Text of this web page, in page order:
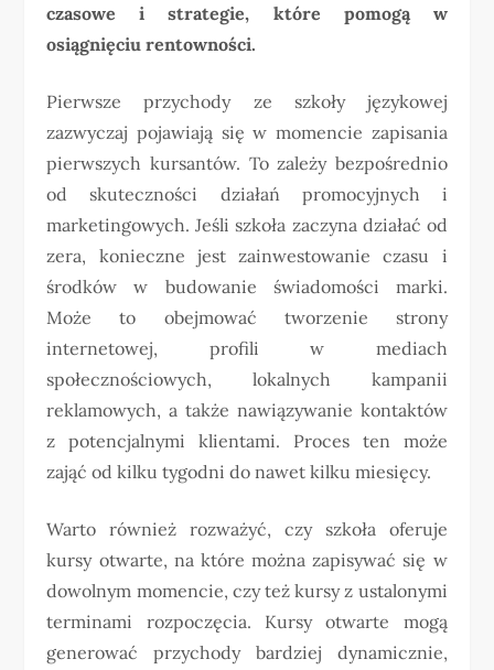
czasowe i strategie, które pomogą w
osiągnięciu rentowności.
Pierwsze przychody ze szkoły językowej
zazwyczaj pojawiają się w momencie zapisania
pierwszych kursantów. To zależy bezpośrednio
od skuteczności działań promocyjnych i
marketingowych. Jeśli szkoła zaczyna działać od
zera, konieczne jest zainwestowanie czasu i
środków w budowanie świadomości marki.
Może to obejmować tworzenie strony
internetowej, profili w mediach
społecznościowych, lokalnych kampanii
reklamowych, a także nawiązywanie kontaktów
z potencjalnymi klientami. Proces ten może
zająć od kilku tygodni do nawet kilku miesięcy.
Warto również rozważyć, czy szkoła oferuje
kursy otwarte, na które można zapisywać się w
dowolnym momencie, czy też kursy z ustalonymi
terminami rozpoczęcia. Kursy otwarte mogą
generować przychody bardziej dynamicznie,